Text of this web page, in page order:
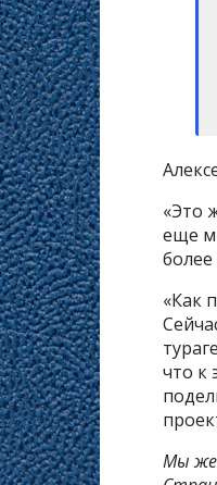
«Это
еще
«Как
что к
Мы же